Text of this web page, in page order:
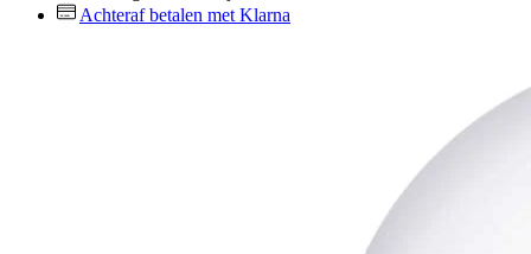
Achteraf betalen met Klarna